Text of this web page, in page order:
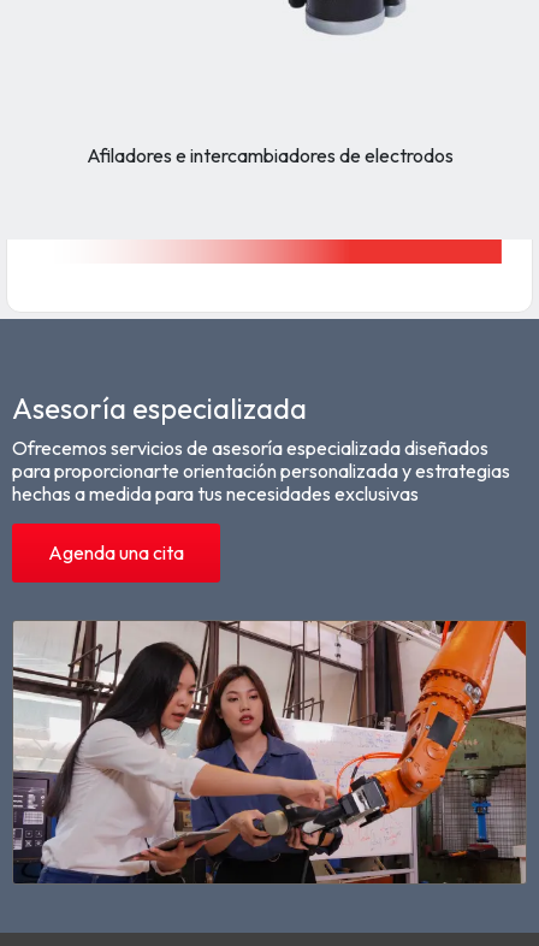
Afiladores e intercambiadores de electrodos
Asesoría especializada
Ofrecemos servicios de asesoría especializada diseñados
para proporcionarte orientación personalizada y estrategias
hechas a medida para tus necesidades exclusivas
Agenda una cita